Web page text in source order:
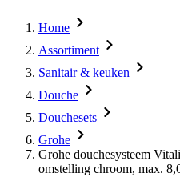
Home
Assortiment
Sanitair & keuken
Douche
Douchesets
Grohe
Grohe douchesysteem
omstelling chroom, max.